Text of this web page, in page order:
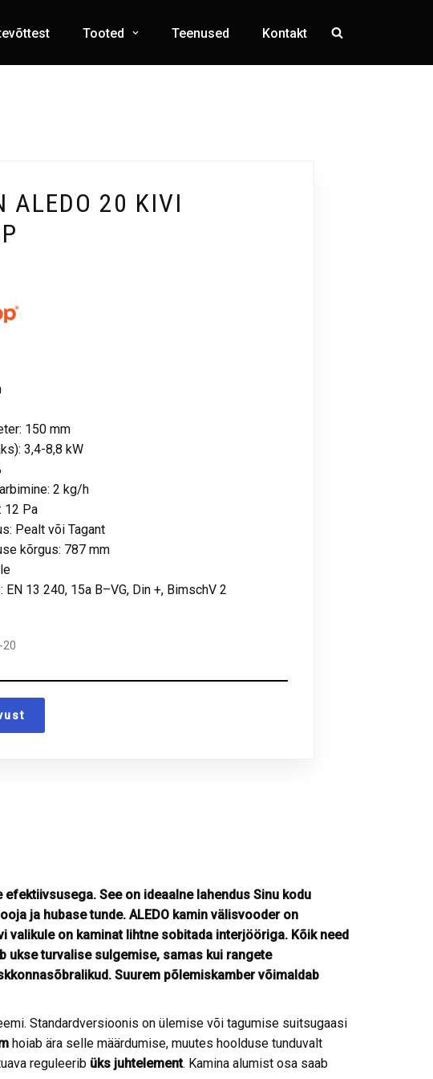
Tooted Teenused Kontakt
ALEDO 20 KIVI
150 mm
3,4-8,8 kW
2 kg/h
12 Pa
Pealt või Tagant
kõrgus: 787 mm
13 240, 15a B–VG, Din +, BimschV 2
20
See on ideaalne lahendus Sinu kodu
ja hubase tunde. ALEDO kamin välisvooder on
on kaminat lihtne sobitada interjööriga. Kõik need
ukse turvalise sulgemise, samas kui rangete
Suurem põlemiskamber võimaldab
Standardversioonis on ülemise või tagumise suitsugaasi
hoiab ära selle määrdumise, muutes hoolduse tunduvalt
reguleerib üks juhtelement. Kamina alumist osa saab